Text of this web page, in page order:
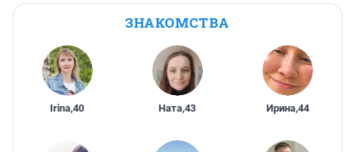
ЗНАКОМСТВА
Irina,40 Ната,43 Ирина,44